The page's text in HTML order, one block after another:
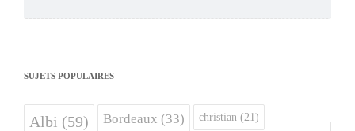
SUJETS POPULAIRES
Albi(59) Bordeaux(33) christian (21)